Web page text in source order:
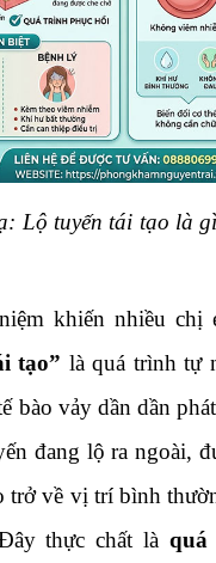
Lộ tuyến tái tạo là
khiến nhiều chị
tạo” là quá trình tự
bào vảy dần dần
đang lộ ra ngoài,
trở về vị trí bình
thực chất là